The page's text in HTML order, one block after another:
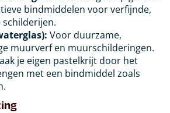
bindmiddelen voor verfijnde,
Voor duurzame,
muurverf en muurschilderingen.
je eigen pastelkrijt door het
met een bindmiddel zoals